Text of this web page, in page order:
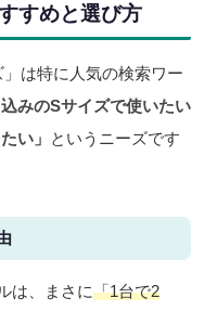
すめと選び方
」は特に人気の検索ワー
込みのSサイズで使いたい
い」 というニーズです
は、まさに「1台で2